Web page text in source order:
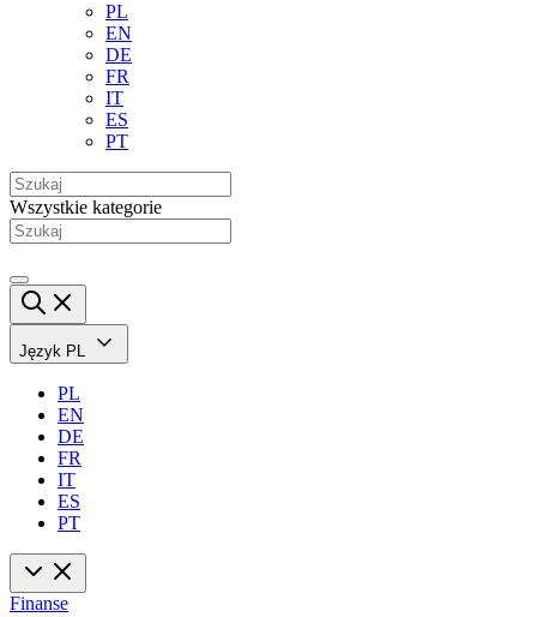
PL
EN
DE
FR
IT
ES
PT
Wszystkie kategorie
Język PL
PL
EN
DE
FR
IT
ES
PT
Finanse